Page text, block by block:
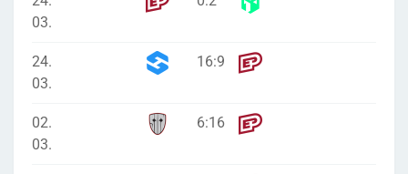
03.
24.
03.
16:9
02.
03.
6:16